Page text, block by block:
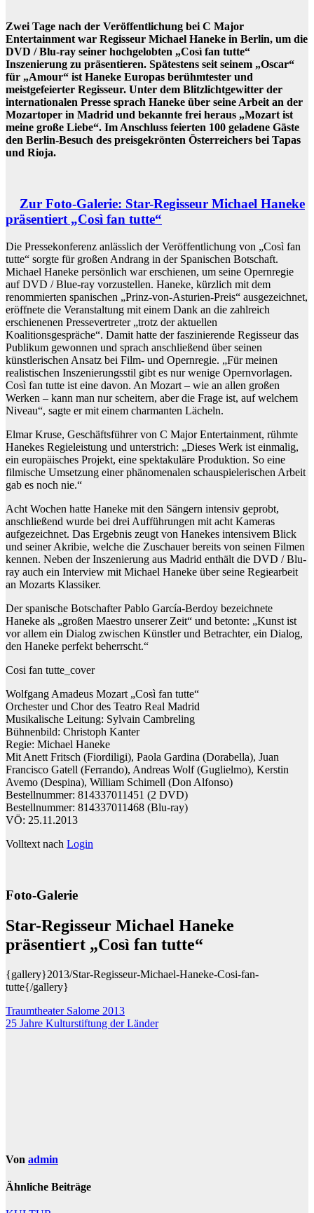
Zwei Tage nach der Veröffentlichung bei C Major
Entertainment war Regisseur Michael Haneke in Berlin, um die
DVD / Blu-ray seiner hochgelobten „Così fan tutte“
Inszenierung zu präsentieren. Spätestens seit seinem „Oscar“
für „Amour“ ist Haneke Europas berühmtester und
meistgefeierter Regisseur. Unter dem Blitzlichtgewitter der
internationalen Presse sprach Haneke über seine Arbeit an der
Mozartoper in Madrid und bekannte frei heraus „Mozart ist
meine große Liebe“. Im Anschluss feierten 100 geladene Gäste
den Berlin-Besuch des preisgekrönten Österreichers bei Tapas
und Rioja.
Zur Foto-Galerie: Star-Regisseur Michael Haneke
präsentiert „Così fan tutte“
Die Pressekonferenz anlässlich der Veröffentlichung von „Così fan
tutte“ sorgte für großen Andrang in der Spanischen Botschaft.
Michael Haneke persönlich war erschienen, um seine Opernregie
auf DVD / Blue-ray vorzustellen. Haneke, kürzlich mit dem
renommierten spanischen „Prinz-von-Asturien-Preis“ ausgezeichnet,
eröffnete die Veranstaltung mit einem Dank an die zahlreich
erschienenen Pressevertreter „trotz der aktuellen
Koalitionsgespräche“. Damit hatte der faszinierende Regisseur das
Publikum gewonnen und sprach anschließend über seinen
künstlerischen Ansatz bei Film- und Opernregie. „Für meinen
realistischen Inszenierungsstil gibt es nur wenige Opernvorlagen.
Così fan tutte ist eine davon. An Mozart – wie an allen großen
Werken – kann man nur scheitern, aber die Frage ist, auf welchem
Niveau“, sagte er mit einem charmanten Lächeln.
Elmar Kruse, Geschäftsführer von C Major Entertainment, rühmte
Hanekes Regieleistung und unterstrich: „Dieses Werk ist einmalig,
ein europäisches Projekt, eine spektakuläre Produktion. So eine
filmische Umsetzung einer phänomenalen schauspielerischen Arbeit
gab es noch nie.“
Acht Wochen hatte Haneke mit den Sängern intensiv geprobt,
anschließend wurde bei drei Aufführungen mit acht Kameras
aufgezeichnet. Das Ergebnis zeugt von Hanekes intensivem Blick
und seiner Akribie, welche die Zuschauer bereits von seinen Filmen
kennen. Neben der Inszenierung aus Madrid enthält die DVD / Blu-
ray auch ein Interview mit Michael Haneke über seine Regiearbeit
an Mozarts Klassiker.
Der spanische Botschafter Pablo García-Berdoy bezeichnete
Haneke als „großen Maestro unserer Zeit“ und betonte: „Kunst ist
vor allem ein Dialog zwischen Künstler und Betrachter, ein Dialog,
den Haneke perfekt beherrscht.“
Cosi fan tutte_cover
Wolfgang Amadeus Mozart „Così fan tutte“
Orchester und Chor des Teatro Real Madrid
Musikalische Leitung: Sylvain Cambreling
Bühnenbild: Christoph Kanter
Regie: Michael Haneke
Mit Anett Fritsch (Fiordiligi), Paola Gardina (Dorabella), Juan
Francisco Gatell (Ferrando), Andreas Wolf (Guglielmo), Kerstin
Avemo (Despina), William Schimell (Don Alfonso)
Bestellnummer: 814337011451 (2 DVD)
Bestellnummer: 814337011468 (Blu-ray)
VÖ: 25.11.2013
Volltext nach Login
Foto-Galerie
Star-Regisseur Michael Haneke
präsentiert „Così fan tutte“
{gallery}2013/Star-Regisseur-Michael-Haneke-Cosi-fan-
tutte{/gallery}
Beitragsnavigation
Traumtheater Salome 2013
25 Jahre Kulturstiftung der Länder
Von admin
Ähnliche Beiträge